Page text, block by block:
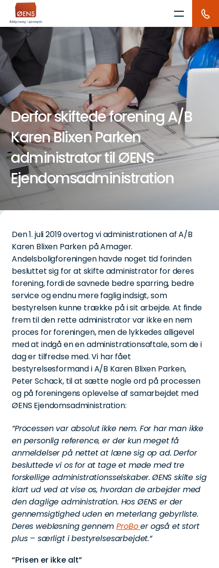
Skip
content
Derfor skiftede forening A/B
Karen Blixen Parken
administrator til ØENS
Ejendomsadministration
Den 1. juli 2019 overtog vi administrationen af A/B
Karen Blixen Parken på Amager.
Andelsboligforeningen havde noget tid forinden
besluttet sig for at skifte administrator for deres
forening, fordi de savnede bedre sparring, bedre
service og endnu mere faglig indsigt, som
bestyrelsen kunne trække på i sit arbejde. At finde
frem til den rette administrator var ikke en nem
proces for foreningen, men de lykkedes alligevel
med at indgå en en administrationsaftale, som de i
dag er tilfredse med. Vi har fået
bestyrelsesformand i A/B Karen Blixen Parken,
Peter Schack, til at sætte nogle ord på processen
og på foreningens oplevelse af samarbejdet med
ØENS Ejendomsadministration:
”Processen var absolut ikke nem. For har man ikke
en personlig reference, er der kun meget få
anmeldelser på nettet at læne sig op ad. Derfor
besluttede vi os for at tage et møde med tre
forskellige administrationsselskaber. ØENS skilte sig
klart ud ved at vise os, hvordan de arbejder med
den daglige administration. Hos ØENS er der
gennemsigtighed uden en meterlang gebyrliste.
Deres webløsning gennemProBoer også et stort
plus – særligt i bestyrelsesarbejdet.”
“Prisen er ikke alt”